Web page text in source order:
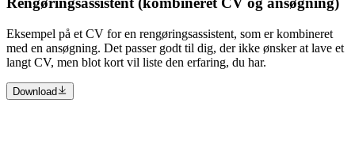
Eksempel på et CV for en rengøringsassistent, som er kombineret
med en ansøgning. Det passer godt til dig, der ikke ønsker at lave et
langt CV, men blot kort vil liste den erfaring, du har.
Download